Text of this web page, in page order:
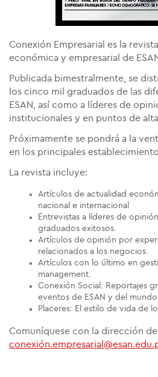
Conexión Empresarial es la
económica y empresarial de
Publicada bimestralmente, se
los cinco mil graduados de las
ESAN, así como a líderes de
institucionales y en puntos de
Próximamente se pondrá a la
en los principales
La revista incluye:
Artículos de actualidad
nacional e internacional
Entrevistas a líderes de
graduados exitosos.
Artículos de opinión por
relacionados a los negocios.
Artículos con lo último en
management.
Conexión Social: Reportajes
eventos de ESAN y del
Placeres: El estilo de vida de
Comuníquese con la dirección